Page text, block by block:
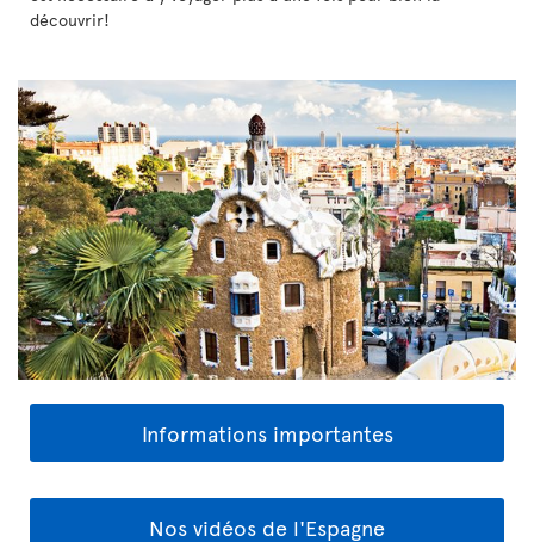
découvrir!
Informations importantes
Nos vidéos de l'Espagne